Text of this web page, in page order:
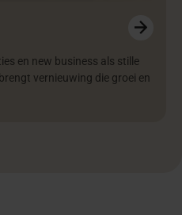
en new business als stille
vernieuwing die groei en